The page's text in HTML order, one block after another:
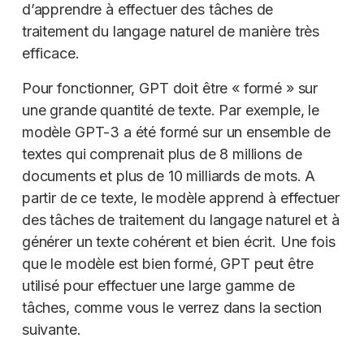
d’apprendre à effectuer des tâches de
traitement du langage naturel de manière très
efficace.
Pour fonctionner, GPT doit être « formé » sur
une grande quantité de texte. Par exemple, le
modèle GPT-3 a été formé sur un ensemble de
textes qui comprenait plus de 8 millions de
documents et plus de 10 milliards de mots. A
partir de ce texte, le modèle apprend à effectuer
des tâches de traitement du langage naturel et à
générer un texte cohérent et bien écrit. Une fois
que le modèle est bien formé, GPT peut être
utilisé pour effectuer une large gamme de
tâches, comme vous le verrez dans la section
suivante.